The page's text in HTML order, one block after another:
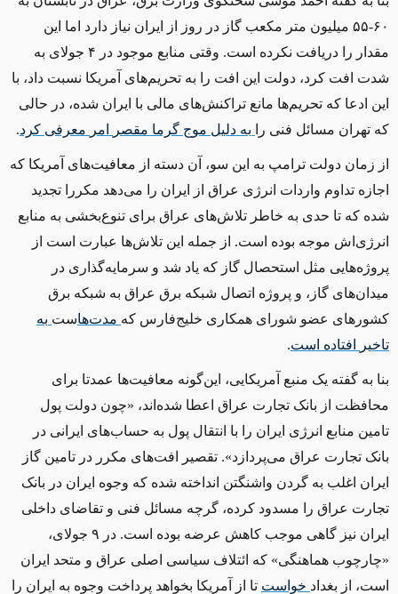
۶۰-۵۵ میلیون متر مکعب گاز در روز از ایران نیاز دارد اما این
مقدار را دریافت نکرده است. وقتی منابع موجود در ۴ جولای به
شدت افت کرد، دولت این افت را به تحریم‌های آمریکا نسبت داد، با
این ادعا که تحریم‌ها مانع تراکنش‌های مالی با ایران شده، در حالی
که تهران مسائل فنی را
به دلیل موج گرما مقصر امر معرفی کرد.
از زمان دولت ترامپ به این سو، آن دسته از معافیت‌های آمریکا که
اجازه تداوم واردات انرژی عراق از ایران را می‌دهد مکررا تجدید
شده که تا حدی به خاطر تلاش‌های عراق برای تنوع‌بخشی به منابع
انرژی‌اش موجه بوده است. از جمله این تلاش‌ها عبارت است از
پروژه‌هایی مثل استحصال گاز که یاد شد و سرمایه‌گذاری در
میدان‌های گاز، و پروژه اتصال شبکه برق عراق به شبکه برق
کشورهای عضو شورای همکاری خلیج‌فارس که مدتهاست به
تاخیر
افتاده است.
بنا به گفته یک منبع آمریکایی، این‌گونه معافیت‌ها عمدتا برای
محافظت از بانک تجارت عراق اعطا شده‌اند، «چون دولت پول
تامین منابع انرژی ایران را با انتقال پول به حساب‌های ایرانی در
بانک تجارت عراق می‌پردازد». تقصیر افت‌های مکرر در تامین گاز
ایران اغلب به گردن واشنگتن انداخته شده که وجوه ایران در بانک
تجارت عراق را مسدود کرده، گرچه مسائل فنی و تقاضای داخلی
ایران نیز گاهی موجب کاهش عرضه بوده است. در ۹ جولای،
«چارچوب هماهنگی» که ‌ائتلاف سیاسی اصلی عراق و متحد ایران
است،‌ از بغداد خواست تا از آمریکا بخواهد پرداخت‌ وجوه به ایران را